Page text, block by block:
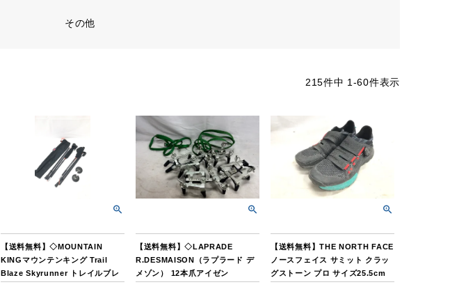
その他
215件中 1 -60件表示
【送料無料】◇MOUNTAIN
KINGマウンテンキング Trail
Blaze Skyrunner トレイルブレ
【送料無料】◇LAPRADE
R.DESMAISON（ラプラード デ
メゾン） 12本爪アイゼン
【送料無料】THE NORTH FACE
ノースフェイス サミット クラッ
グストーン プロ サイズ25.5cm